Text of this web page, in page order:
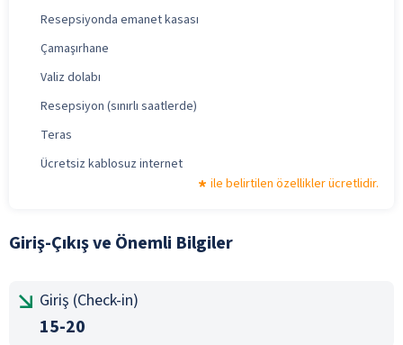
Resepsiyonda emanet kasası
Çamaşırhane
Valiz dolabı
Resepsiyon (sınırlı saatlerde)
Teras
Ücretsiz kablosuz internet
ile belirtilen özellikler ücretlidir.
Giriş-Çıkış ve Önemli Bilgiler
Giriş (Check-in)
15-20